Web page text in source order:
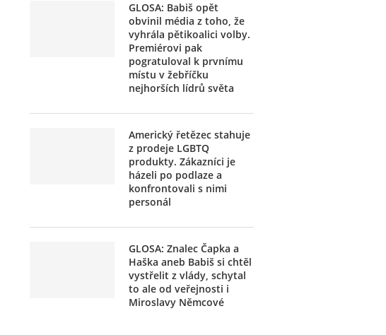
GLOSA: Babiš opět
obvinil média z toho, že
vyhrála pětikoalici volby.
Premiérovi pak
pogratuloval k prvnímu
místu v žebříčku
nejhorších lídrů světa
Americký řetězec stahuje
z prodeje LGBTQ
produkty. Zákazníci je
házeli po podlaze a
konfrontovali s nimi
personál
GLOSA: Znalec Čapka a
Haška aneb Babiš si chtěl
vystřelit z vlády, schytal
to ale od veřejnosti i
Miroslavy Němcové